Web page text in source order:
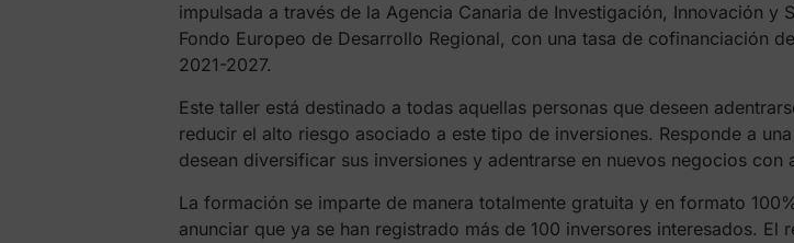
impulsada a través de la Agencia Canaria de Investigación, Innovación
Fondo Europeo de Desarrollo Regional, con una tasa de cofinanciación
2021-2027.
Este taller está destinado a todas aquellas personas que deseen
reducir el alto riesgo asociado a este tipo de inversiones. Responde a
desean diversificar sus inversiones y adentrarse en nuevos negocios con
La formación se imparte de manera totalmente gratuita y en formato
anunciar que ya se han registrado más de 100 inversores interesados.